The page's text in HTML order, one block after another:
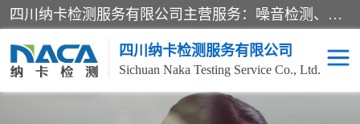
四川纳卡检测服务有限公司主营服务：噪音检测、灯光检测、防护网检测、磁性检测、无损检测、燃烧等级检测；本着严谨、规范的态度严格执行国家现行标准、规范及规程，奉行“科学公正、准确、持续改进、诚信服务”的企业价值和“科学、信誉、服务”的企业宗旨，竭诚为广大客户服务。
四川纳卡检测服务有限公司
Sichuan Naka Testing Service Co., Ltd.